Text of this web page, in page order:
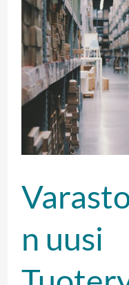
n uusi
uusi
Tuoteryhmä-
taso